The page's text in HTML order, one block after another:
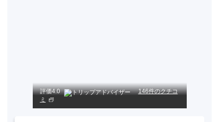
評価4.0
146件のクチコ
ミ